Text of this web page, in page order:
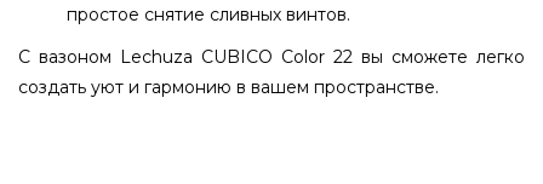
простое снятие сливных винтов.
С вазоном Lechuza CUBICO Color 22 вы сможете легко
создать уют и гармонию в вашем пространстве.